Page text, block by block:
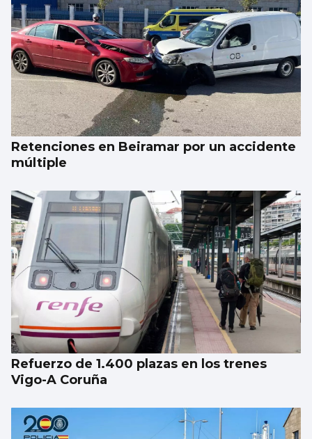
Retenciones en Beiramar por un accidente
múltiple
Refuerzo de 1.400 plazas en los trenes
Vigo-A Coruña